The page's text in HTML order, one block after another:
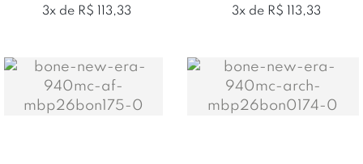
3x de R$ 113,33 3x de R$ 113,33